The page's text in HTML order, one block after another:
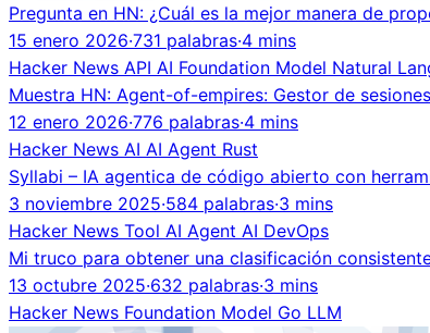
Pregunta en HN: ¿Cuál es la mejor manera de
15 enero 2026·731 palabras·4 mins
Hacker News API AI Foundation Model Natural
Muestra HN: Agent-of-empires: Gestor de
12 enero 2026·776 palabras·4 mins
Hacker News AI AI Agent Rust
Syllabi – IA agentica de código abierto con
3 noviembre 2025·584 palabras·3 mins
Hacker News Tool AI Agent AI DevOps
Mi truco para obtener una clasificación
13 octubre 2025·632 palabras·3 mins
Hacker News Foundation Model Go LLM